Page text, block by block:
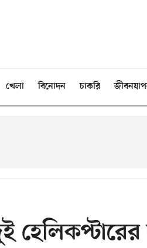
খেলা বিনোদন চাকরি